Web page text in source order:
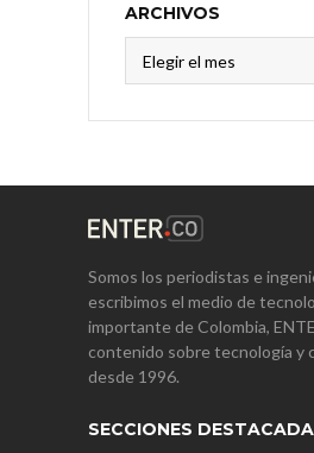
ARCHIVOS
Somos los periodistas e
escribimos el medio de
importante de Colombia,
contenido sobre tecnología y
desde 1996.
SECCIONES